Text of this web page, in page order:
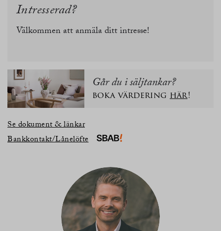
Intresserad?
Välkommen att anmäla ditt intresse!
Går du i säljtankar?
boka värdering här!
Se dokument & länkar
Bankkontakt/Lånelöfte